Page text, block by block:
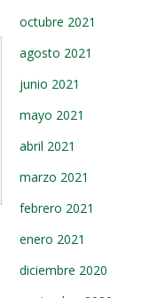
octubre 2021
agosto 2021
junio 2021
mayo 2021
abril 2021
marzo 2021
febrero 2021
enero 2021
diciembre 2020